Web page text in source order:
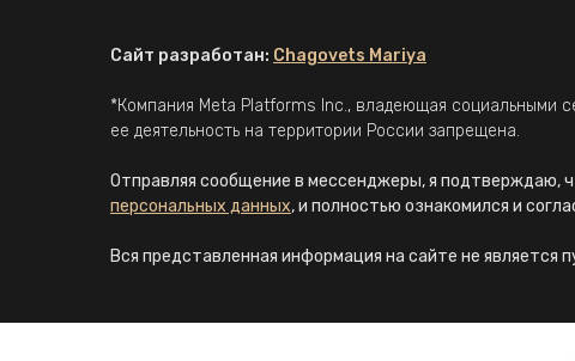
Сайт разработан: Chagovets Mariya
*Компания Meta Platforms Inc., владеющая социальными
ее деятельность на территории России запрещена.
Отправляя сообщение в мессенджеры, я подтверждаю,
персональных данных, и полностью ознакомился и
Вся представленная информация на сайте не является